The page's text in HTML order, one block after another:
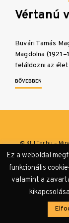
Vértanú
Buvári Tamás
Magdolna
feláldozni az
BŐVEBBEN
© KULTer.hu –
Adatvédelmi
Ez a weboldal
funkcionális
valamint a